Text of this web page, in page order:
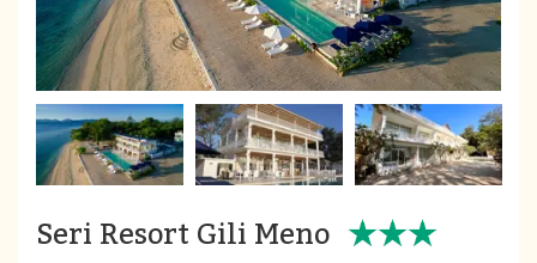
Seri Resort Gili Meno